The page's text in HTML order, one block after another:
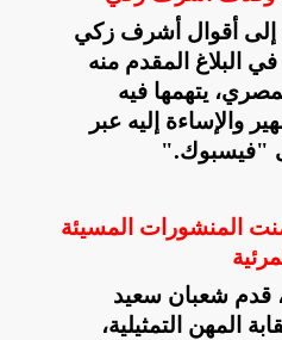
إلى أقوال أشرف زكي
في البلاغ المقدم منه
يتهمها فيه
والإساءة إليه عبر
"فيسبوك".
المنشورات المسيئة
قدم شعبان سعيد
المهن التمثيلية،